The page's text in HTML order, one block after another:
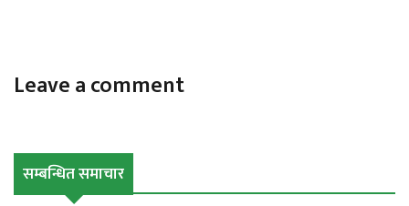
Leave a comment
सम्बन्धित समाचार